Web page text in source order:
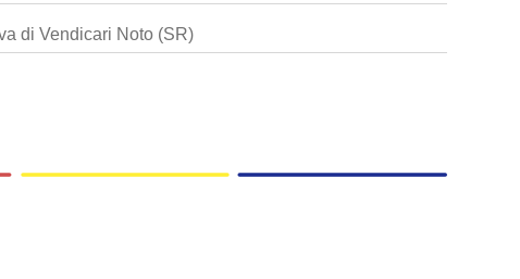
di Vendicari Noto (SR)